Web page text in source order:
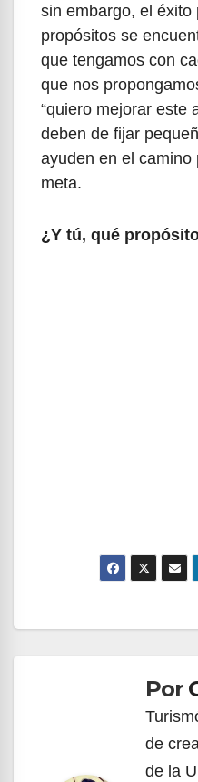
sin embargo, el éxito
propósitos se
que tengamos con
que nos
“quiero mejorar este
deben de fijar
ayuden en el camino
meta.
¿Y tú, qué
entradasPor
de
de la